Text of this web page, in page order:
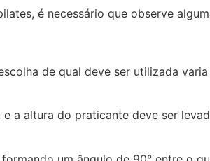
é necessário que observe
de qual deve ser utilizada
a altura do praticante deve ser